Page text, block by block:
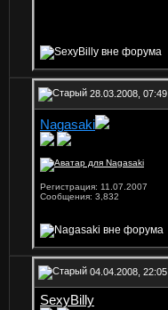
28.03.2008, 07:49
Nagasaki
Регистрация: 11.07.2007
Сообщения: 3,832
04.04.2008, 22:05
SexyBilly